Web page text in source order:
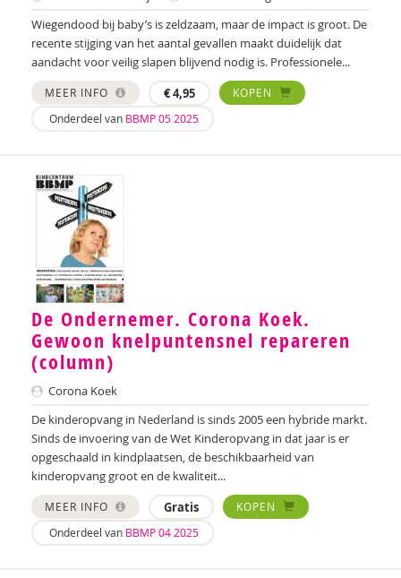
Ministerie van Onderwijs, Cultuur en Wetenschap
Jeroen Paas
Sabine Plamper
Janneke Plantenga
Helmie van Ravestein
Anja de Rooij
Gijs van Rozendaal
Frank Schaafsma
Lida Schepers
Wilma Schepers
Romy Schneider
Pauline Slot
Hélène Smid
Ministerie van Sociale Zaken en Werkgelegenheid
Jochem Streefkerk
Wiegendood bij baby’s is zeldzaam, maar de impact is groot. De
recente stijging van het aantal gevallen maakt duidelijk dat
aandacht voor veilig slapen blijvend nodig is. Professionele...
MEER INFO €4,95
KOPEN
Onderdeel van BBMP 05 2025
De Ondernemer. Corona Koek.
Gewoon knelpuntensnel repareren
(column)
Corona Koek
De kinderopvang in Nederland is sinds 2005 een hybride markt.
Sinds de invoering van de Wet Kinderopvang in dat jaar is er
opgeschaald in kindplaatsen, de beschikbaarheid van
kinderopvang groot en de kwaliteit...
MEER INFO Gratis
KOPEN
Onderdeel van BBMP 04 2025